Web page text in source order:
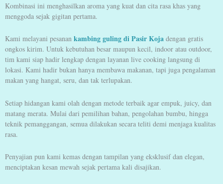
Kombinasi ini menghasilkan aroma yang kuat dan cita rasa khas yang
menggoda sejak gigitan pertama.
Kami melayani pesanan kambing guling di Pasir Koja dengan gratis
ongkos kirim. Untuk kebutuhan besar maupun kecil, indoor atau outdoor,
tim kami siap hadir lengkap dengan layanan live cooking langsung di
lokasi. Kami hadir bukan hanya membawa makanan, tapi juga pengalaman
makan yang hangat, seru, dan tak terlupakan.
Setiap hidangan kami olah dengan metode terbaik agar empuk, juicy, dan
matang merata. Mulai dari pemilihan bahan, pengolahan bumbu, hingga
teknik pemanggangan, semua dilakukan secara teliti demi menjaga kualitas
rasa.
Penyajian pun kami kemas dengan tampilan yang eksklusif dan elegan,
menciptakan kesan mewah sejak pertama kali disajikan.